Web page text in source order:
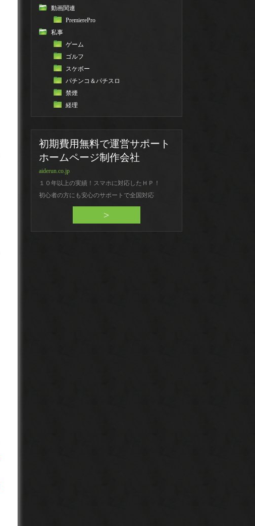
動画関連
PremierePro
私事
ゲーム
ゴルフ
スケボー
パチンコ＆パチスロ
禁煙
経理
初期費用無料で運営サポート
ホームページ制作会社
aiderun.co.jp
１０年以上の実績！スマホに対応したＨＰ！
初心者の方にも安心のサポートで全国対応
>